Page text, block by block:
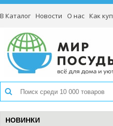
В Каталог Новости О нас Как
НОВИНКИ